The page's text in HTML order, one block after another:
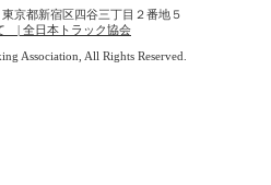
都新宿区四谷三丁目２番地５
| 全日本トラック協会
Association, All Rights Reserved.